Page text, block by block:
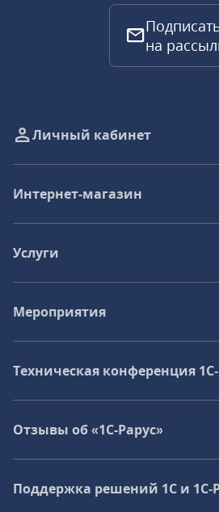
на
Личный кабинет
Интернет-магазин
Услуги
Мероприятия
Техническая конференция
Отзывы об «1С-Рарус»
Поддержка решений 1С и